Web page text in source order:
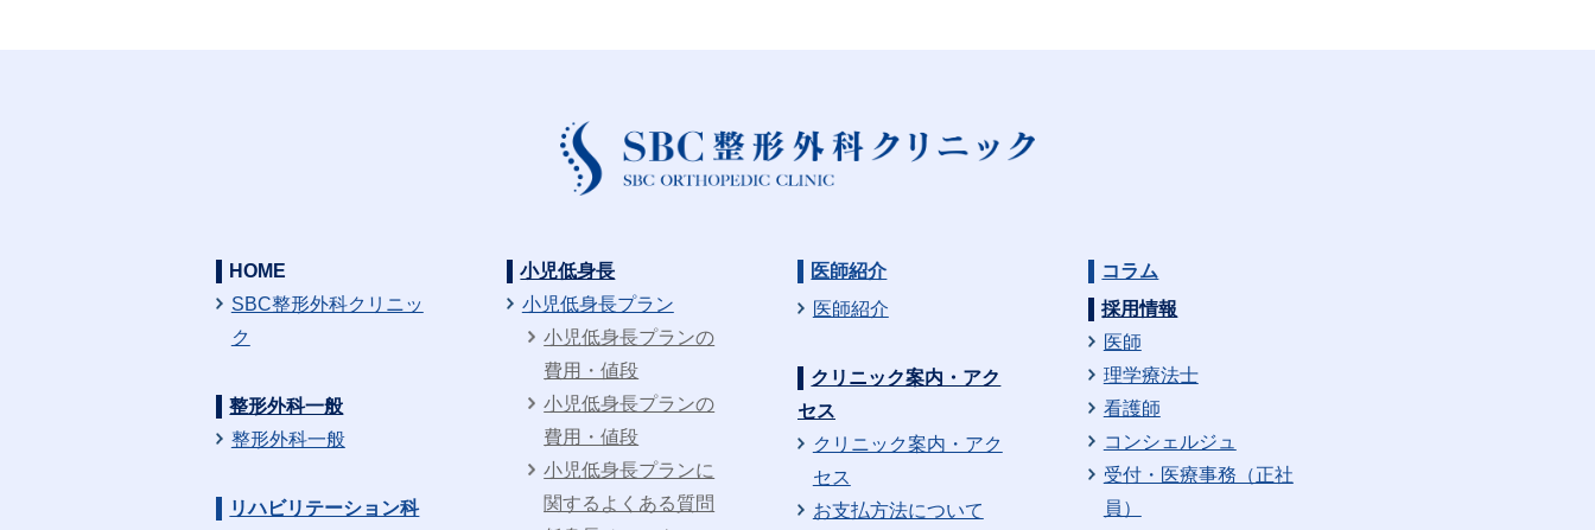
HOME
SBC整形外科クリニッ
ク
整形外科一般
整形外科一般
リハビリテーション科
小児低身長
小児低身長プラン
小児低身長プランの
費用・値段
小児低身長プランの
費用・値段
小児低身長プランに
関するよくある質問
医師紹介
医師紹介
クリニック案内・アク
セス
クリニック案内・アク
セス
お支払方法について
コラム
採用情報
医師
理学療法士
看護師
コンシェルジュ
受付・医療事務（正社
員）